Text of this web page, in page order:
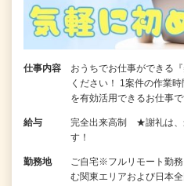
仕事内容
おうちでお仕事ができる
ください！ 1案件の作業
を有効活用できるお仕事
給与
完全出来高制 ★謝礼は、
す！
勤務地
ご自宅※フルリモート勤
む関東エリアおよび日本